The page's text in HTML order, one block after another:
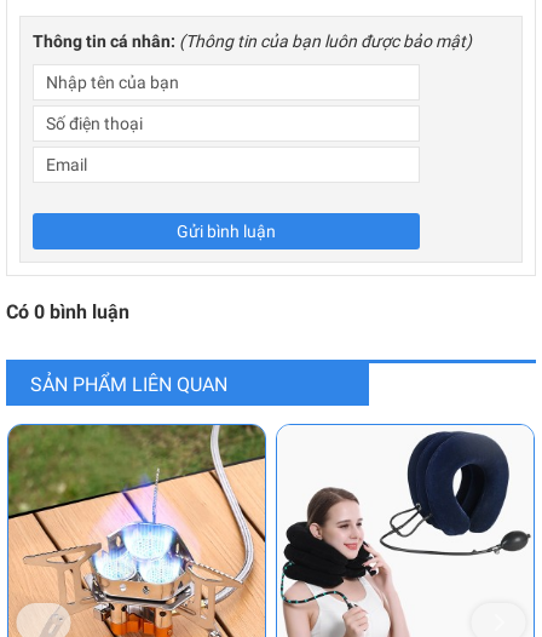
Thông tin cá nhân: (Thông tin của bạn luôn được bảo mật)
Gửi bình luận
Có 0 bình luận
SẢN PHẨM LIÊN QUAN